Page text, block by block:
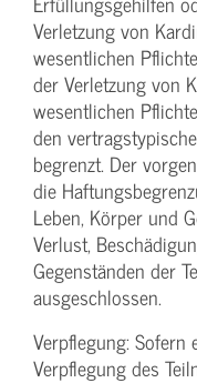
Verletzung von
wesentlichen
der Verletzung von
wesentlichen
den
begrenzt. Der
die
Leben, Körper und
Verlust,
Gegenständen der
ausgeschlossen.
Verpflegung:
Verpflegung des